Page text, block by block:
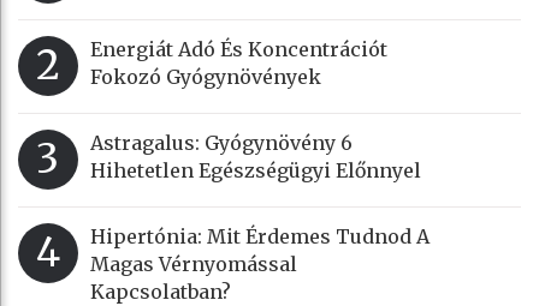
2
Energiát Adó És Koncentrációt
Fokozó Gyógynövények
3
Astragalus: Gyógynövény 6
Hihetetlen Egészségügyi Előnnyel
4
Hipertónia: Mit Érdemes Tudnod A
Magas Vérnyomással
Kapcsolatban?